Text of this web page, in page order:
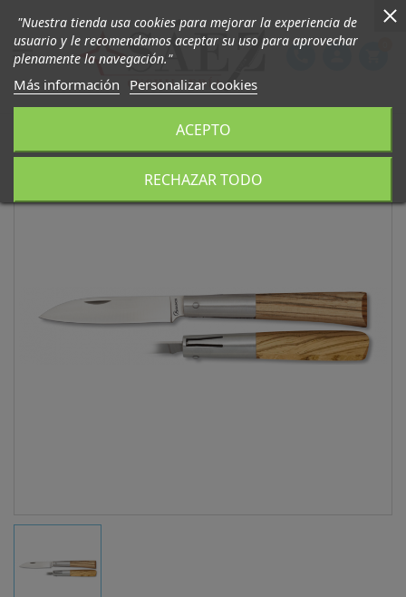

"Nuestra tienda usa cookies para mejorar la experiencia de
usuario y le recomendamos aceptar su uso para aprovechar
plenamente la navegación."
Más información Personalizar cookies
RECHAZAR TODO
ACEPTO